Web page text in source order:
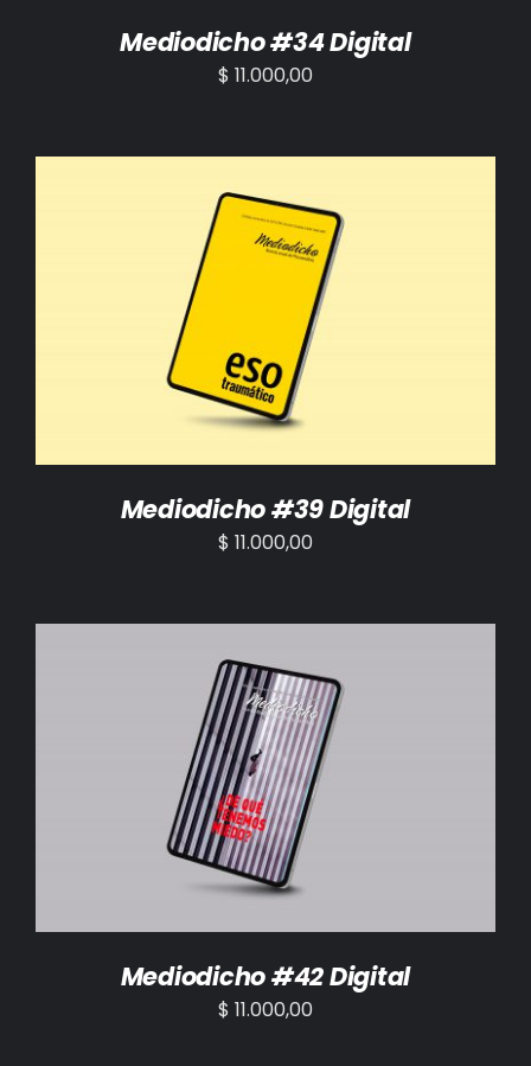
Mediodicho #34 Digital
$ 11.000,00
AÑADIR AL CARRITO /
Mediodicho #39 Digital
$ 11.000,00
AÑADIR AL CARRITO /
Mediodicho #42 Digital
$ 11.000,00